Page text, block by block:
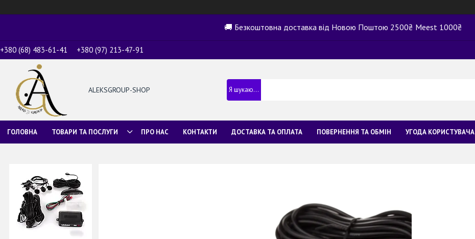
🚚 Безкоштовна доставка від Новою Поштою 2500₴ Meest 1000₴
+380 (68) 483-61-41 +380 (97) 213-47-91
ALEKSGROUP-SHOP
ГОЛОВНА ТОВАРИ ТА ПОСЛУГИ ПРО НАС КОНТАКТИ ДОСТАВКА ТА ОПЛАТА ПОВЕРНЕННЯ ТА ОБМІН УГОДА КОРИСТУВАЧА